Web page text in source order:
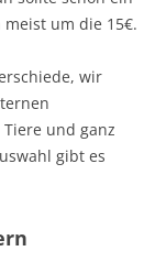
um die 15€.
wir
und ganz
gibt es